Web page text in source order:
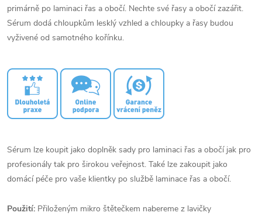
primárně po laminaci řas a obočí. Nechte své řasy a obočí zazářit.
Sérum dodá chloupkům lesklý vzhled a chloupky a řasy budou
vyživené od samotného kořínku.
Sérum lze koupit jako doplněk sady pro laminaci řas a obočí jak pro
profesionály tak pro širokou veřejnost. Také lze zakoupit jako
domácí péče pro vaše klientky po službě laminace řas a obočí.
Použití: Přiloženým mikro štětečkem nabereme z lavičky